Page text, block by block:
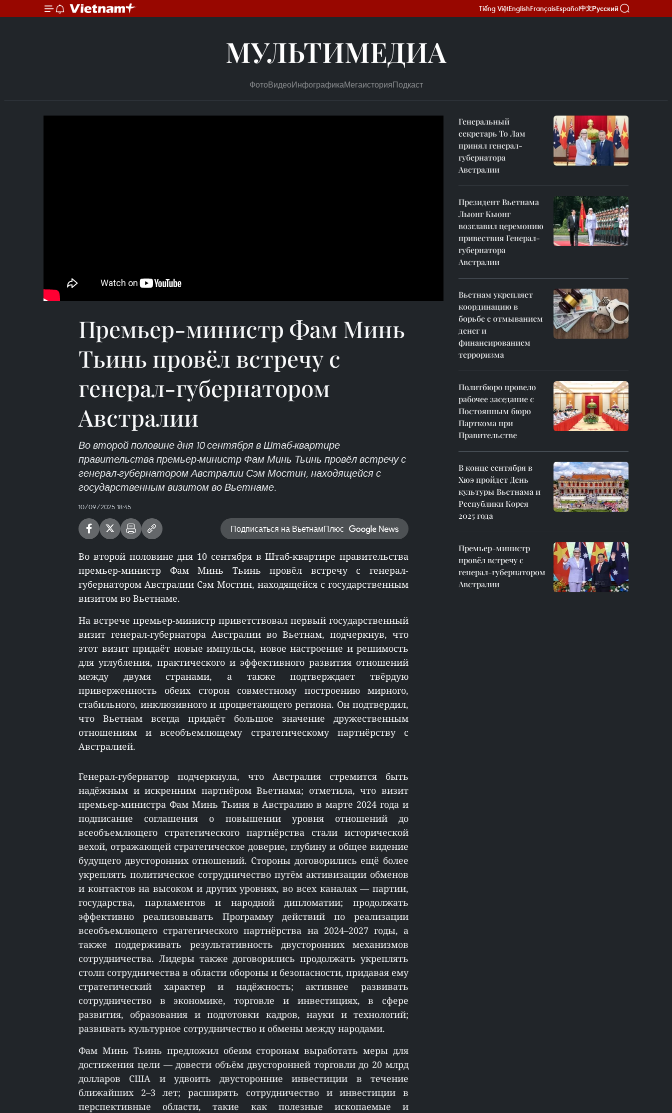
Tiếng ViệtEnglishFrançaisEspañol中文Русский
МУЛЬТИМЕДИА
ФотоВидеоИнфографикаМегаисторияПодкаст
Премьер-министр Фам Минь
Тьинь провёл встречу с
генерал-губернатором
Австралии
Во второй половине дня 10 сентября в Штаб-квартире
правительства премьер-министр Фам Минь Тьинь провёл встречу с
генерал-губернатором Австралии Сэм Мостин, находящейся с
государственным визитом во Вьетнаме.
10/09/2025 18:45
Подписаться на ВьетнамПлюс
Во второй половине дня 10 сентября в Штаб-квартире правительства
премьер-министр Фам Минь Тьинь провёл встречу с генерал-
губернатором Австралии Сэм Мостин, находящейся с государственным
визитом во Вьетнаме.
На встрече премьер-министр приветствовал первый государственный
визит генерал-губернатора Австралии во Вьетнам, подчеркнув, что
этот визит придаёт новые импульсы, новое настроение и решимость
для углубления, практического и эффективного развития отношений
между двумя странами, а также подтверждает твёрдую
приверженность обеих сторон совместному построению мирного,
стабильного, инклюзивного и процветающего региона. Он подтвердил,
что Вьетнам всегда придаёт большое значение дружественным
отношениям и всеобъемлющему стратегическому партнёрству с
Австралией.
Генерал-губернатор подчеркнула, что Австралия стремится быть
надёжным и искренним партнёром Вьетнама; отметила, что визит
премьер-министра Фам Минь Тьиня в Австралию в марте 2024 года и
подписание соглашения о повышении уровня отношений до
всеобъемлющего стратегического партнёрства стали исторической
вехой, отражающей стратегическое доверие, глубину и общее видение
будущего двусторонних отношений. Стороны договорились ещё более
укреплять политическое сотрудничество путём активизации обменов
и контактов на высоком и других уровнях, во всех каналах — партии,
государства, парламентов и народной дипломатии; продолжать
эффективно реализовывать Программу действий по реализации
всеобъемлющего стратегического партнёрства на 2024–2027 годы, а
также поддерживать результативность двусторонних механизмов
сотрудничества. Лидеры также договорились продолжать укреплять
столп сотрудничества в области обороны и безопасности, придавая ему
стратегический характер и надёжность; активнее развивать
сотрудничество в экономике, торговле и инвестициях, в сфере
развития, образования и подготовки кадров, науки и технологий;
развивать культурное сотрудничество и обмены между народами.
Фам Минь Тьинь предложил обеим сторонам выработать меры для
достижения цели — довести объём двусторонней торговли до 20 млрд
долларов США и удвоить двусторонние инвестиции в течение
ближайших 2–3 лет; расширять сотрудничество и инвестиции в
перспективные области, такие как полезные ископаемые и
Генеральный
секретарь То Лам
принял генерал-
губернатора
Австралии
Президент Вьетнама
Лыонг Кыонг
возглавил церемонию
привествия Генерал-
губернатора
Австралии
Вьетнам укрепляет
координацию в
борьбе с отмыванием
денег и
финансированием
терроризма
Политбюро провело
рабочее заседание с
Постоянным бюро
Парткома при
Правительстве
В конце сентября в
Хюэ пройдет День
культуры Вьетнама и
Республики Корея
2025 года
Премьер-министр
провёл встречу с
генерал-губернатором
Австралии